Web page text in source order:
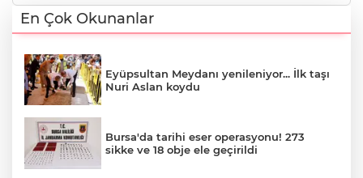
En Çok Okunanlar
Eyüpsultan Meydanı yenileniyor... İlk taşı
Nuri Aslan koydu
Bursa'da tarihi eser operasyonu! 273
sikke ve 18 obje ele geçirildi